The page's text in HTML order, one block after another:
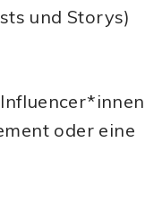
und Storys)
oder eine